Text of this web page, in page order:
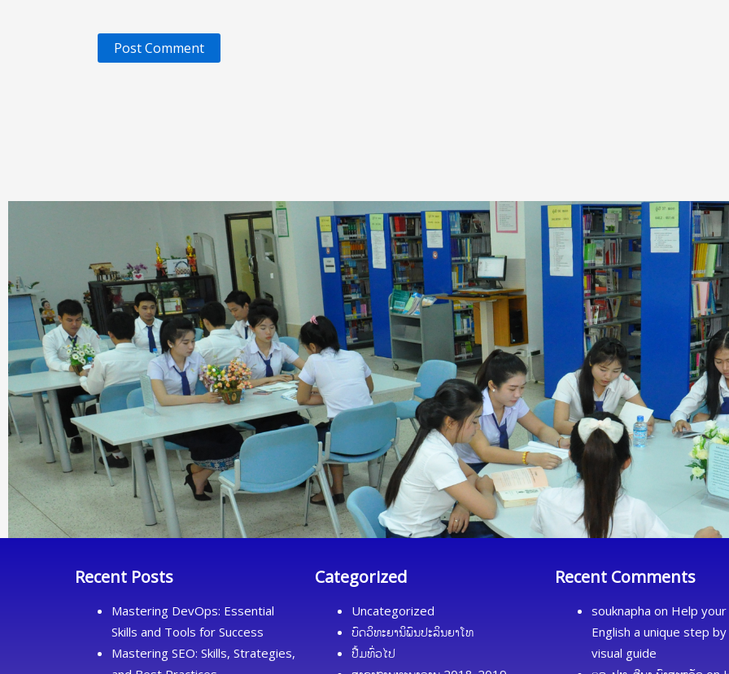
Recent Posts
Mastering DevOps: Essential
Skills and Tools for Success
Mastering SEO: Skills, Strategies,
Categorized
Uncategorized
ບົດວິທະຍານິພົນປະລິນຍາໂທ
ປື້ມທົ່ວໄປ
Recent Comments
souknapha on Help
English a unique step
visual guide